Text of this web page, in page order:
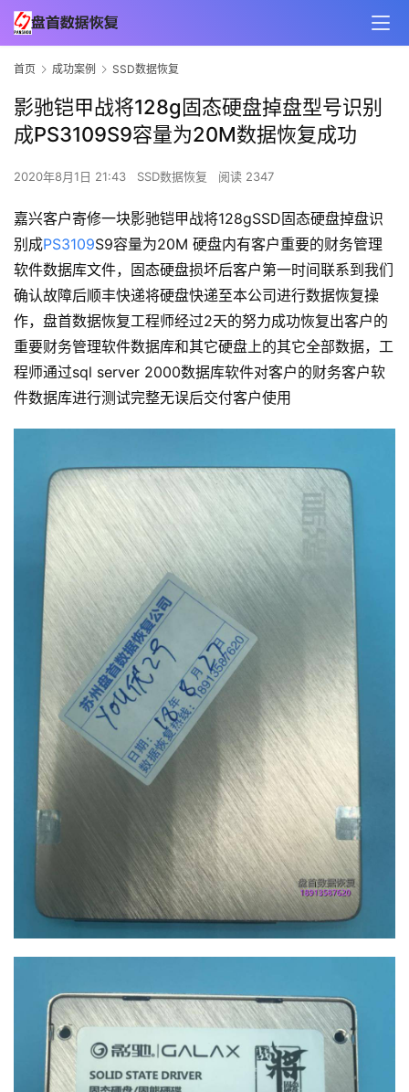
首页 成功案例 SSD数据恢复
影驰铠甲战将128g固态硬盘掉盘型号识别
成PS3109S9容量为20M数据恢复成功
2020年8月1日 21:43 SSD数据恢复 阅读 2347
嘉兴客户寄修一块影驰铠甲战将128gSSD固态硬盘掉盘识
别成PS3109S9容量为20M 硬盘内有客户重要的财务管理
软件数据库文件，固态硬盘损坏后客户第一时间联系到我们
确认故障后顺丰快递将硬盘快递至本公司进行数据恢复操
作，盘首数据恢复工程师经过2天的努力成功恢复出客户的
重要财务管理软件数据库和其它硬盘上的其它全部数据，工
程师通过sql server 2000数据库软件对客户的财务客户软
件数据库进行测试完整无误后交付客户使用